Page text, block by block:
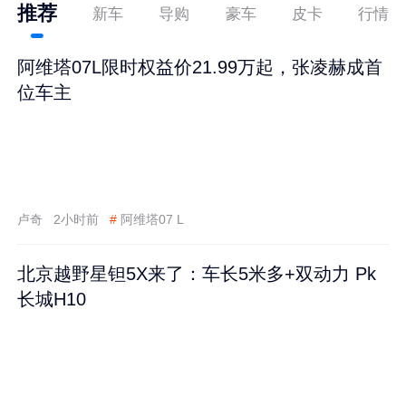
推荐 新车 导购 豪车 皮卡 行情
阿维塔07L限时权益价21.99万起，张凌赫成首
位车主
卢奇 2小时前 # 阿维塔07 L
北京越野星钽5X来了：车长5米多+双动力 Pk
长城H10